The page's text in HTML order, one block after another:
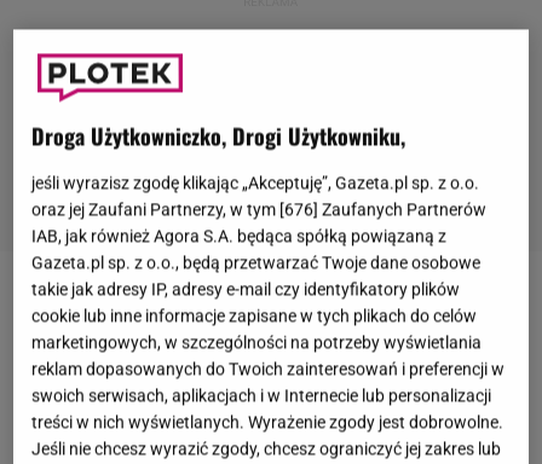
Kazik Staszewskijest lideremKultu.Przeboje
zespołu zna cała Polska. Mowa o takich hitach
jak "Cztery pokoje", "12 groszy", "Twój ból jest lepszy
niż mój", "100000000", "Gdy nie ma dzieci", "Panie
Waldku, Pan się nie boi, czyli lewy czerwcowy".
Droga Użytkowniczko, Drogi Użytkowniku,
jeśli wyrazisz zgodę klikając „Akceptuję”, Gazeta.pl sp. z o.o.
oraz jej Zaufani Partnerzy, w tym [676] Zaufanych Partnerów
IAB, jak również Agora S.A. będąca spółką powiązaną z
Gazeta.pl sp. z o.o., będą przetwarzać Twoje dane osobowe
takie jak adresy IP, adresy e-mail czy identyfikatory plików
cookie lub inne informacje zapisane w tych plikach do celów
marketingowych, w szczególności na potrzeby wyświetlania
reklam dopasowanych do Twoich zainteresowań i preferencji w
swoich serwisach, aplikacjach i w Internecie lub personalizacji
treści w nich wyświetlanych. Wyrażenie zgody jest dobrowolne.
Jeśli nie chcesz wyrazić zgody, chcesz ograniczyć jej zakres lub